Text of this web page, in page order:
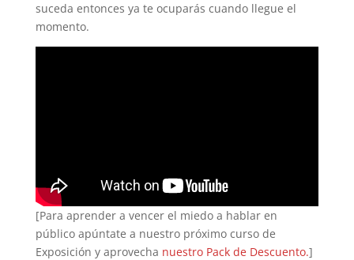
suceda entonces ya te ocuparás cuando llegue el
momento.
[Para aprender a vencer el miedo a hablar en
público apúntate a nuestro próximo curso de
Exposición y aprovecha nuestro Pack de Descuento.]